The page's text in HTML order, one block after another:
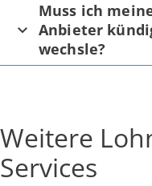
Muss ich
Anbieter
wechsle?
Weitere
Services